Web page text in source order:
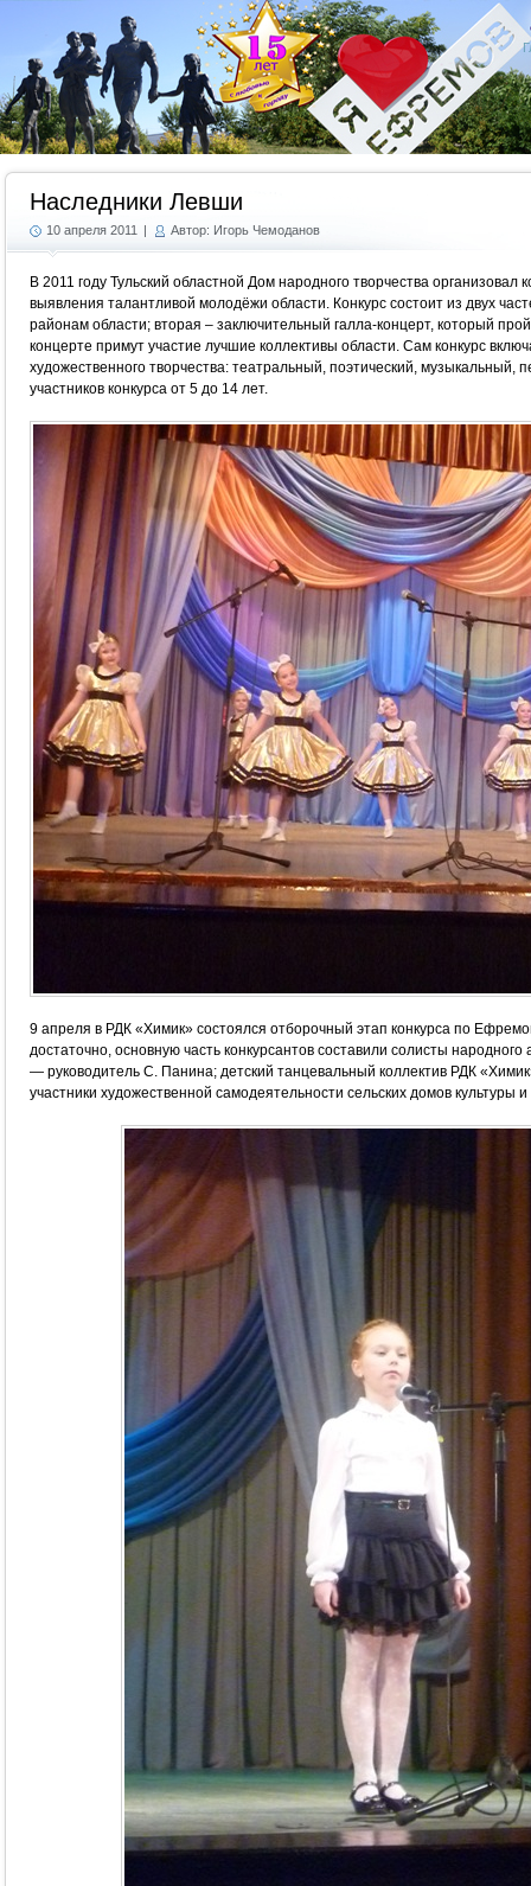
Наследники Левши
10 апреля 2011 | Автор: Игорь Чемоданов
В 2011 году Тульский областной Дом народного творчества
выявления талантливой молодёжи области. Конкурс состоит из двух
районам области; вторая – заключительный галла-концерт, который
концерте примут участие лучшие коллективы области. Сам конкурс
художественного творчества: театральный, поэтический, музыкальный,
участников конкурса от 5 до 14 лет.
9 апреля в РДК «Химик» состоялся отборочный этап конкурса по
достаточно, основную часть конкурсантов составили солисты
— руководитель С. Панина; детский танцевальный коллектив РДК
участники художественной самодеятельности сельских домов культуры